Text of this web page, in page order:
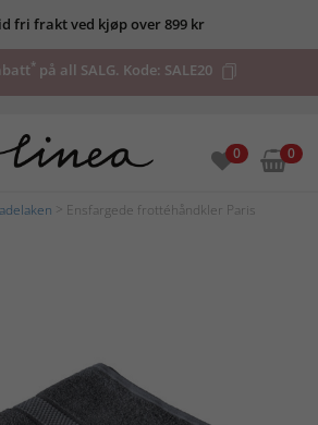
fri frakt ved kjøp over 899 kr
* på all SALG. Kode: SALE20
0 0
> Ensfargede frottéhåndkler Paris